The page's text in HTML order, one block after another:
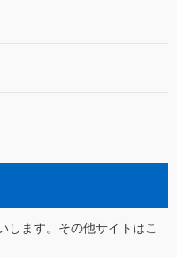
します。その他サイトはこ